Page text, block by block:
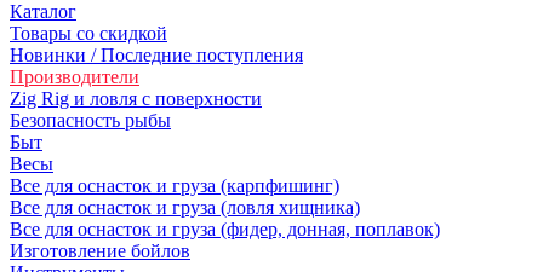
Каталог
Товары со скидкой
Новинки / Последние поступления
Производители
Zig Rig и ловля с поверхности
Безопасность рыбы
Быт
Весы
Все для оснасток и груза (карпфишинг)
Все для оснасток и груза (ловля хищника)
Все для оснасток и груза (фидер, донная, поплавок)
Изготовление бойлов